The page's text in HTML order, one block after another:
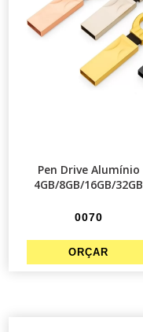
Pen Drive Alumínio
4GB/8GB/16GB/32GB
0070